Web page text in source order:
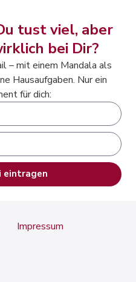
tust viel, aber
bei Dir?
– mit einem Mandala als
Hausaufgaben. Nur ein
für dich:
eintragen
Impressum